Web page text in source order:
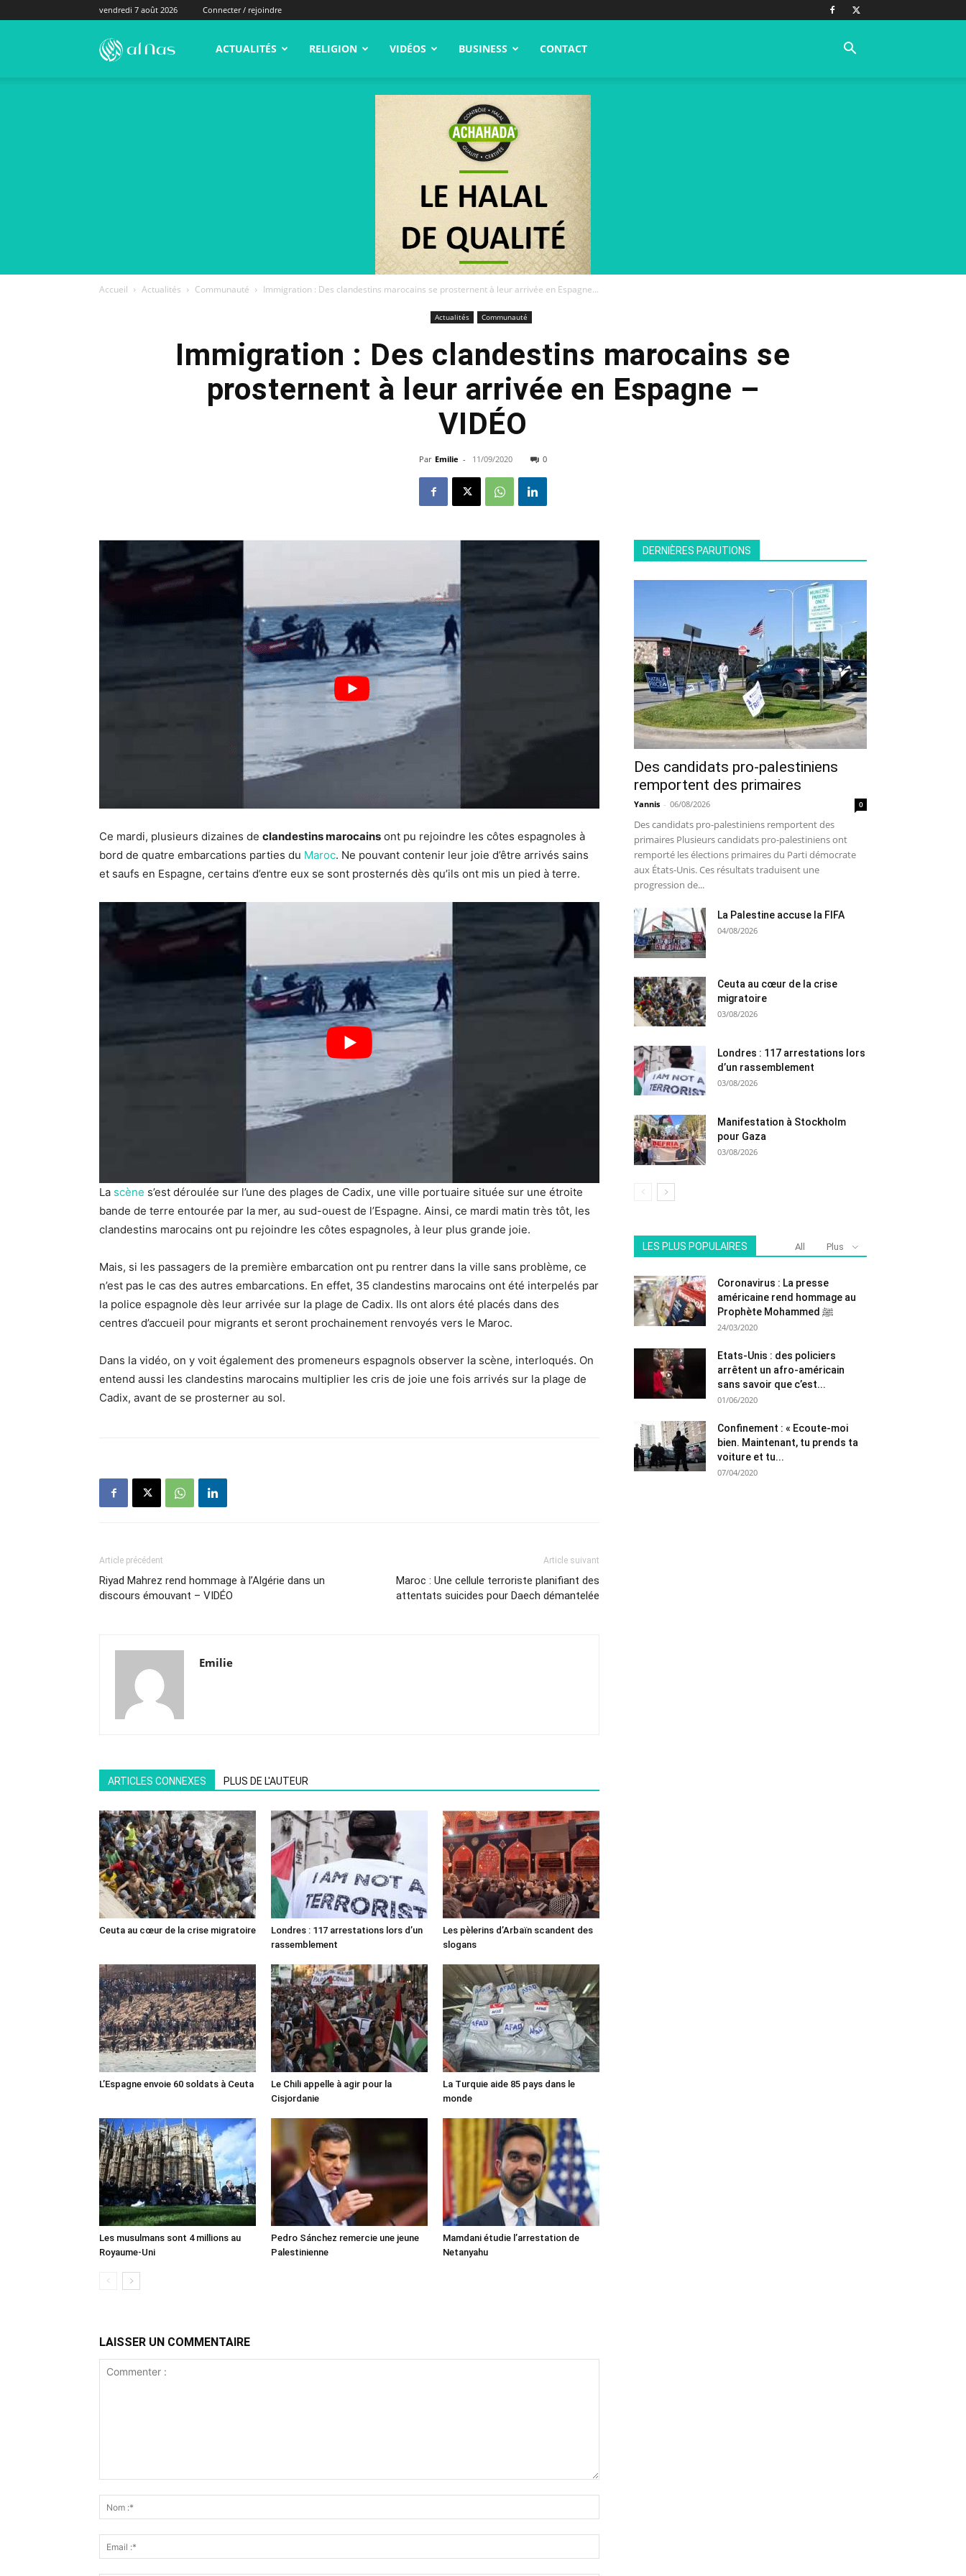
vendredi 7 août 2026 Connecter / rejoindre
alNas.fr ACTUALITÉS RELIGION VIDÉOS BUSINESS CONTACT
Accueil Actualités Communauté Immigration : Des clandestins marocains se prosternent à leur arrivée en Espagne...
Actualités Communauté
Immigration : Des clandestins marocains se
prosternent à leur arrivée en Espagne –
VIDÉO
Par Emilie - 11/09/2020 0
Ce mardi, plusieurs dizaines de clandestins marocains ont pu rejoindre les côtes espagnoles à
bord de quatre embarcations parties du Maroc. Ne pouvant contenir leur joie d’être arrivés sains
et saufs en Espagne, certains d’entre eux se sont prosternés dès qu’ils ont mis un pied à terre.
La scène s’est déroulée sur l’une des plages de Cadix, une ville portuaire située sur une étroite
bande de terre entourée par la mer, au sud-ouest de l’Espagne. Ainsi, ce mardi matin très tôt, les
clandestins marocains ont pu rejoindre les côtes espagnoles, à leur plus grande joie.
Mais, si les passagers de la première embarcation ont pu rentrer dans la ville sans problème, ce
n’est pas le cas des autres embarcations. En effet, 35 clandestins marocains ont été interpelés par
la police espagnole dès leur arrivée sur la plage de Cadix. Ils ont alors été placés dans des
centres d’accueil pour migrants et seront prochainement renvoyés vers le Maroc.
Dans la vidéo, on y voit également des promeneurs espagnols observer la scène, interloqués. On
entend aussi les clandestins marocains multiplier les cris de joie une fois arrivés sur la plage de
Cadix, avant de se prosterner au sol.
Article précédent
Riyad Mahrez rend hommage à l’Algérie dans un
discours émouvant – VIDÉO
Article suivant
Maroc : Une cellule terroriste planifiant des
attentats suicides pour Daech démantelée
Emilie
ARTICLES CONNEXES PLUS DE L'AUTEUR
Ceuta au cœur de la crise migratoire
Londres : 117 arrestations lors d’un
rassemblement
Les pèlerins d’Arbaïn scandent des
slogans
L’Espagne envoie 60 soldats à Ceuta
Le Chili appelle à agir pour la
Cisjordanie
La Turquie aide 85 pays dans le
monde
Les musulmans sont 4 millions au
Royaume-Uni
Pedro Sánchez remercie une jeune
Palestinienne
Mamdani étudie l’arrestation de
Netanyahu
LAISSER UN COMMENTAIRE
DERNIÈRES PARUTIONS
Des candidats pro-palestiniens
remportent des primaires
Yannis - 06/08/2026 0
Des candidats pro-palestiniens remportent des
primaires Plusieurs candidats pro-palestiniens ont
remporté les élections primaires du Parti démocrate
aux États-Unis. Ces résultats traduisent une
progression de...
La Palestine accuse la FIFA
04/08/2026
Ceuta au cœur de la crise
migratoire
03/08/2026
Londres : 117 arrestations lors
d’un rassemblement
03/08/2026
Manifestation à Stockholm
pour Gaza
03/08/2026
LES PLUS POPULAIRES All Plus
Coronavirus : La presse
américaine rend hommage au
Prophète Mohammed ﷺ
24/03/2020
Etats-Unis : des policiers
arrêtent un afro-américain
sans savoir que c’est...
01/06/2020
Confinement : « Ecoute-moi
bien. Maintenant, tu prends ta
voiture et tu...
07/04/2020